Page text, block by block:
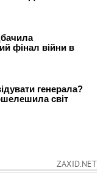
ZAXID.NET